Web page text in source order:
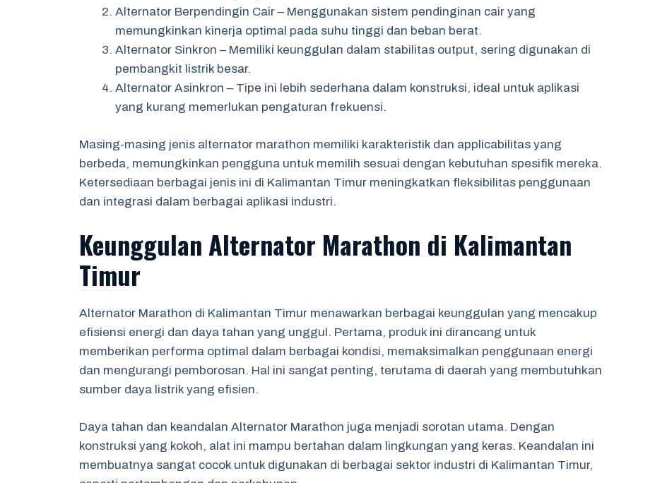
Alternator Berpendingin Cair – Menggunakan sistem pendinginan cair yang
memungkinkan kinerja optimal pada suhu tinggi dan beban berat.
Alternator Sinkron – Memiliki keunggulan dalam stabilitas output, sering digunakan di
pembangkit listrik besar.
Alternator Asinkron – Tipe ini lebih sederhana dalam konstruksi, ideal untuk aplikasi
yang kurang memerlukan pengaturan frekuensi.
Masing-masing jenis alternator marathon memiliki karakteristik dan applicabilitas yang
berbeda, memungkinkan pengguna untuk memilih sesuai dengan kebutuhan spesifik mereka.
Ketersediaan berbagai jenis ini di Kalimantan Timur meningkatkan fleksibilitas penggunaan
dan integrasi dalam berbagai aplikasi industri.
Keunggulan Alternator Marathon di Kalimantan
Timur
Alternator Marathon di Kalimantan Timur menawarkan berbagai keunggulan yang mencakup
efisiensi energi dan daya tahan yang unggul. Pertama, produk ini dirancang untuk
memberikan performa optimal dalam berbagai kondisi, memaksimalkan penggunaan energi
dan mengurangi pemborosan. Hal ini sangat penting, terutama di daerah yang membutuhkan
sumber daya listrik yang efisien.
Daya tahan dan keandalan Alternator Marathon juga menjadi sorotan utama. Dengan
konstruksi yang kokoh, alat ini mampu bertahan dalam lingkungan yang keras. Keandalan ini
membuatnya sangat cocok untuk digunakan di berbagai sektor industri di Kalimantan Timur,